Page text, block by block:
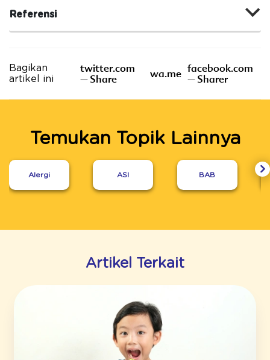
Referensi
Bagikan
artikel ini
twitter.com
– Share
wa.me facebook.com
– Sharer
Temukan Topik Lainnya
Alergi ASI BAB
Artikel Terkait